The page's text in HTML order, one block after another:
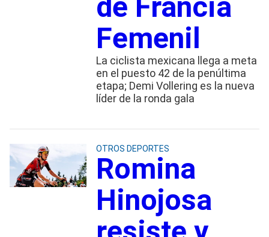
Femenil
La ciclista mexicana llega a meta
en el puesto 42 de la penúltima
etapa; Demi Vollering es la nueva
líder de la ronda gala
OTROS DEPORTES
Romina
Hinojosa